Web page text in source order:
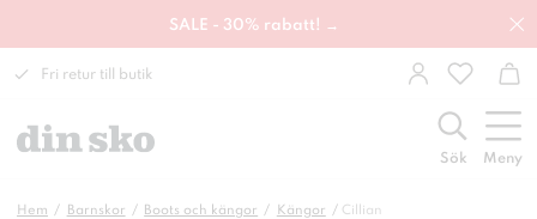
SALE - 30% rabatt! →
Fri retur till butik
Sök Meny
Hem Barnskor Boots och kängor Kängor Cillian